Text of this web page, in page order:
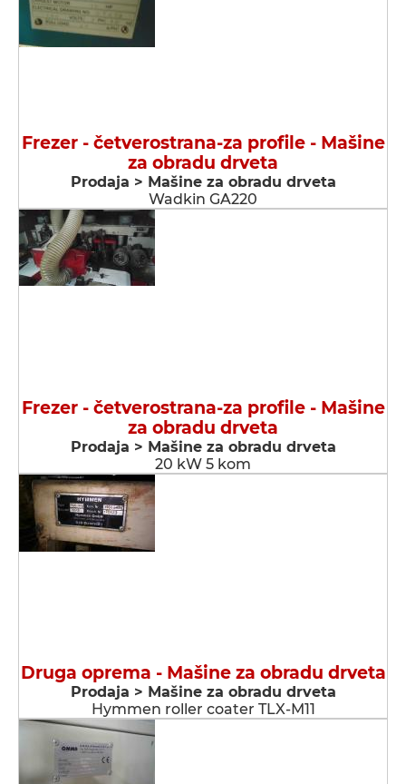
Frezer - četverostrana-za profile - Мašine
za obradu drveta
Prodaja > Мašine za obradu drveta
Wadkin GA220
Frezer - četverostrana-za profile - Мašine
za obradu drveta
Prodaja > Мašine za obradu drveta
20 kW 5 kom
Druga oprema - Мašine za obradu drveta
Prodaja > Мašine za obradu drveta
Hymmen roller coater TLX-M11